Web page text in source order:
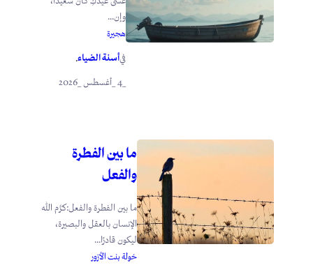
وإن...
هجيرة
فيأسنة الضياء.
_4 _أغسطس _2026
ما بين الفطرة
والفعل
ما بين الفطرة والفعل:كرَّم الله
الإنسان بالعقل والبصيرة،
ليكون قادرًا...
خولة بنت الأزور